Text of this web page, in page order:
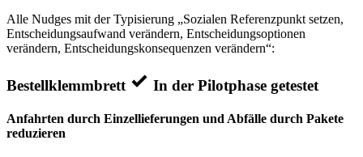
Alle Nudges mit der Typisierung „Sozialen Referenzpunkt setzen,
Entscheidungsaufwand verändern, Entscheidungsoptionen
verändern, Entscheidungskonsequenzen verändern“:
Bestellklemmbrett In der Pilotphase getestet
Anfahrten durch Einzellieferungen und Abfälle durch Pakete
reduzieren